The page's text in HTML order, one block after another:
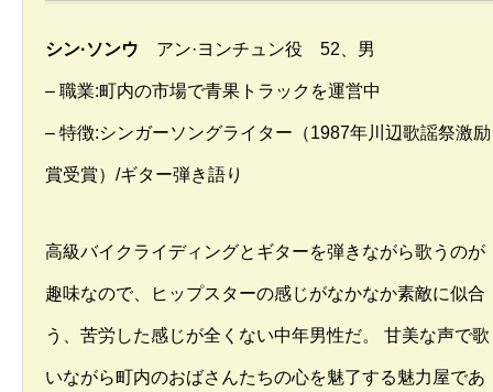
シン·ソンウ アン·ヨンチュン役 52、男
– 職業:町内の市場で青果トラックを運営中
– 特徴:シンガーソングライター（1987年川辺歌謡祭激励
賞受賞）/ギター弾き語り
高級バイクライディングとギターを弾きながら歌うのが
趣味なので、ヒップスターの感じがなかなか素敵に似合
う、苦労した感じが全くない中年男性だ。 甘美な声で歌
いながら町内のおばさんたちの心を魅了する魅力屋であ